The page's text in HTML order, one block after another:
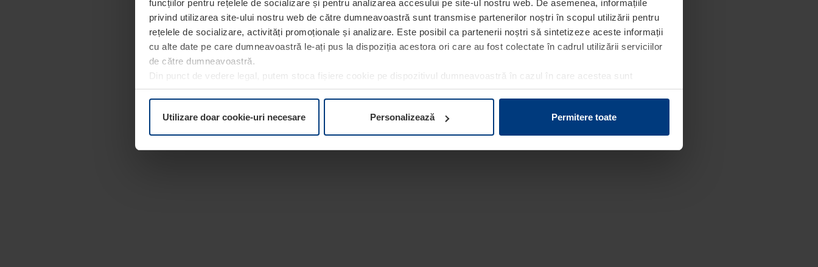
funcțiilor pentru rețelele de socializare și pentru analizarea accesului pe site-ul nostru web. De asemenea, informațiile
privind utilizarea site-ului nostru web de către dumneavoastră sunt transmise partenerilor noștri în scopul utilizării pentru
rețelele de socializare, activități promoționale și analizare. Este posibil ca partenerii noștri să sintetizeze aceste informații
cu alte date pe care dumneavoastră le-ați pus la dispoziția acestora ori care au fost colectate în cadrul utilizării serviciilor
de către dumneavoastră.
Din punct de vedere legal, putem stoca fișiere cookie pe dispozitivul dumneavoastră în cazul în care acestea sunt
obligatorii pentru funcționarea acestei pagini. Pentru alte tipuri de fișiere cookie avem nevoie de permisiunea
paginaDeclarație cu privire la protecția datelor de pe site-ul nostru web.
Utilizare doar cookie-uri necesare Personalizează Permitere toate